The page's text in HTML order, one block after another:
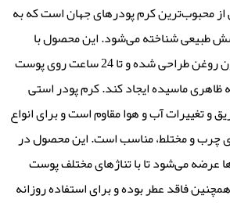
از محبوب‌ترین کرم پودرهای جهان است که به
طبیعی شناخته می‌شود. این محصول با
فرمولاسیون سبک و بدون روغن طراحی شده و تا 24 ساعت روی پوست
ظاهری ماسیده ایجاد کند. کرم پودر استی
و تغییرات آب و هوا مقاوم است و برای انواع
چرب و مختلط، مناسب است. این محصول در
عرضه می‌شود تا با تناژهای مختلف پوست
فاقد عطر بوده و برای استفاده روزانه